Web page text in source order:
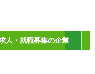
人・就職募集の企業